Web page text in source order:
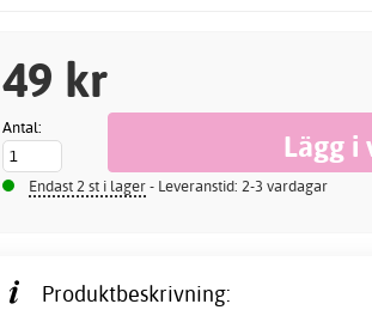
49 kr
Antal:
Endast 2 st i lager- Leveranstid: 2-3 vardagar
Produktbeskrivning: